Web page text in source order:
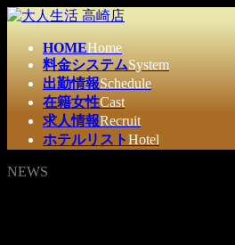
コ
ッ
ナ
移
HOMEHome
料金システムSystem
出勤情報Schedule
在籍女性Cast
求人情報Recruit
ホテルリストHotel
NEWS